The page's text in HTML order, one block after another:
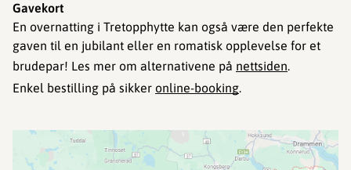
Gavekort
En overnatting i Tretopphytte kan også være den perfekte
gaven til en jubilant eller en romatisk opplevelse for et
brudepar! Les mer om alternativene på nettsiden.
Enkel bestilling på sikker online-booking.